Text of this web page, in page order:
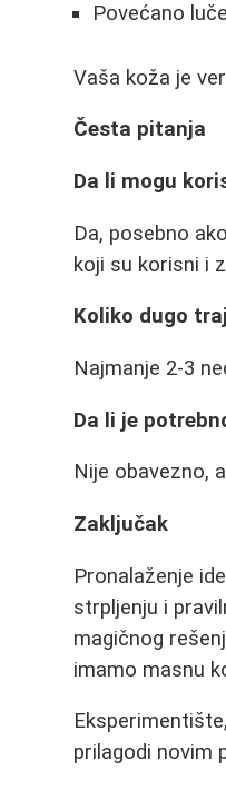
Povećano
Vaša koža je
Česta pitanja
Da li mogu
Da, posebno
koji su korisni i
Koliko dugo
Najmanje 2-3
Da li je
Nije obavezno,
Zaključak
Pronalaženje
strpljenju i
magičnog
imamo masnu
prilagodi novim